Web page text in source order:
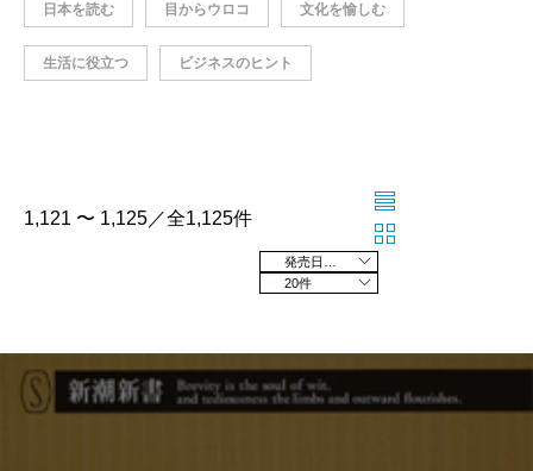
日本を読む 目からウロコ 文化を愉しむ
生活に役立つ ビジネスのヒント
1,121 〜 1,125／全1,125件
20件